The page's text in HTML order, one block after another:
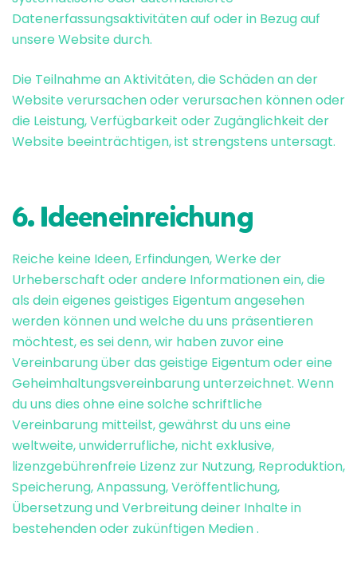
Datenerfassungsaktivitäten auf oder in Bezug auf
unsere Website durch.
Die Teilnahme an Aktivitäten, die Schäden an der
Website verursachen oder verursachen können oder
die Leistung, Verfügbarkeit oder Zugänglichkeit der
Website beeinträchtigen, ist strengstens untersagt.
6. Ideeneinreichung
Reiche keine Ideen, Erfindungen, Werke der
Urheberschaft oder andere Informationen ein, die
als dein eigenes geistiges Eigentum angesehen
werden können und welche du uns präsentieren
möchtest, es sei denn, wir haben zuvor eine
Vereinbarung über das geistige Eigentum oder eine
Geheimhaltungsvereinbarung unterzeichnet. Wenn
du uns dies ohne eine solche schriftliche
Vereinbarung mitteilst, gewährst du uns eine
weltweite, unwiderrufliche, nicht exklusive,
lizenzgebührenfreie Lizenz zur Nutzung, Reproduktion,
Speicherung, Anpassung, Veröffentlichung,
Übersetzung und Verbreitung deiner Inhalte in
bestehenden oder zukünftigen Medien .